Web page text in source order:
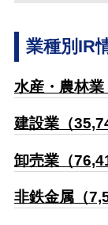
業種別IR
水産・農林業
建設業（
卸売業（
非鉄金属（